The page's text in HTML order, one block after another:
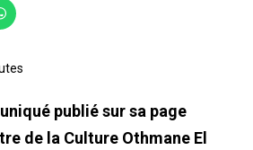
publié sur sa page
de la Culture Othmane El